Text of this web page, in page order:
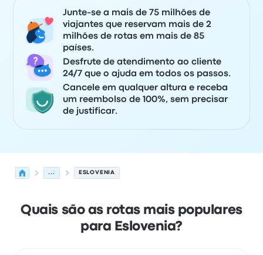
Junte-se a mais de 75 milhões de
viajantes que reservam mais de 2
milhões de rotas em mais de 85
países.
Desfrute de atendimento ao cliente
24/7 que o ajuda em todos os passos.
Cancele em qualquer altura e receba
um reembolso de 100%, sem precisar
de justificar.
... ESLOVENIA
Quais são as rotas mais populares
para Eslovenia?